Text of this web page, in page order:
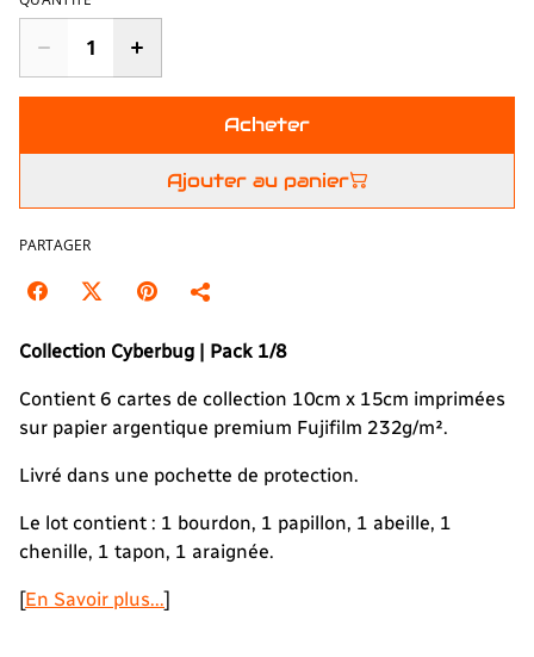
Acheter
Ajouter au panier
PARTAGER
Collection Cyberbug | Pack 1/8
Contient 6 cartes de collection 10cm x 15cm imprimées
sur papier argentique premium Fujifilm 232g/m².
Livré dans une pochette de protection.
Le lot contient : 1 bourdon, 1 papillon, 1 abeille, 1
chenille, 1 tapon, 1 araignée.
[En Savoir plus...]